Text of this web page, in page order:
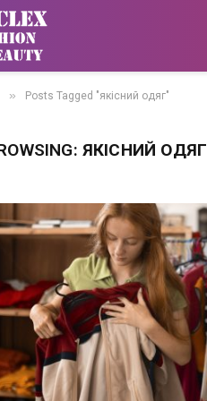
» Posts Tagged "якісний одяг"
ЯКІСНИЙ ОДЯГ